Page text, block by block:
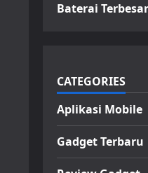
Baterai
CATEGORIES
Aplikasi Mobile
Gadget Terbaru